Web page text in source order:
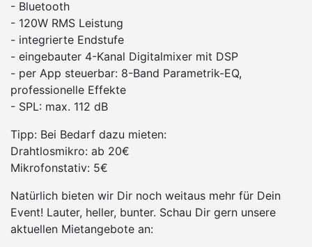
- Bluetooth
- 120W RMS Leistung
- integrierte Endstufe
- eingebauter 4-Kanal Digitalmixer mit DSP
- per App steuerbar: 8-Band Parametrik-EQ,
professionelle Effekte
- SPL: max. 112 dB
Tipp: Bei Bedarf dazu mieten:
Drahtlosmikro: ab 20€
Mikrofonstativ: 5€
Natürlich bieten wir Dir noch weitaus mehr für Dein
Event! Lauter, heller, bunter. Schau Dir gern unsere
aktuellen Mietangebote an: